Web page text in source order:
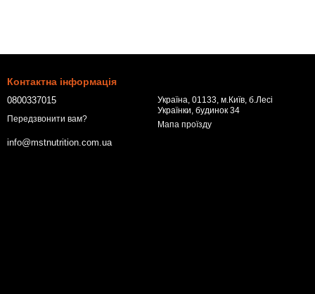
Контактна інформація
0800337015
Передзвонити вам?
info@mstnutrition.com.ua
Україна, 01133, м.Київ, б.Лесі
Українки, будинок 34
Мапа проїзду